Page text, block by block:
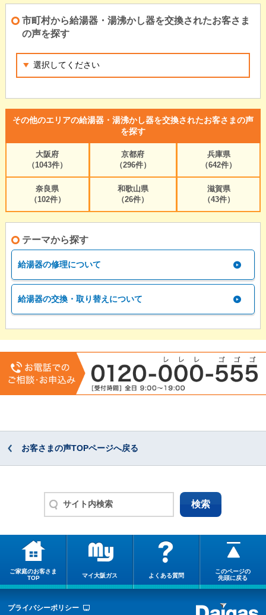
市町村から給湯器・湯沸かし器を交換されたお客さま
の声を探す
その他のエリアの給湯器・湯沸かし器を交換されたお客さまの声
を探す
大阪府
（1043件）
京都府
（296件）
兵庫県
（642件）
奈良県
（102件）
和歌山県
（26件）
滋賀県
（43件）
テーマから探す
給湯器の修理について
給湯器の交換・取り替えについて
お客さまの声TOPページへ戻る
ご家庭のお客さま
TOP
マイ大阪ガス よくある質問
このページの
先頭に戻る
プライバシーポリシー